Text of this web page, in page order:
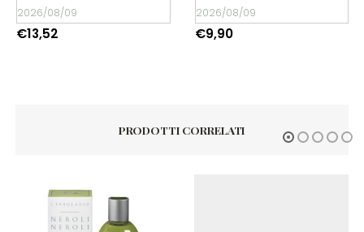
2026/08/09
€13,52
2026/08/09
€9,90
PRODOTTI CORRELATI